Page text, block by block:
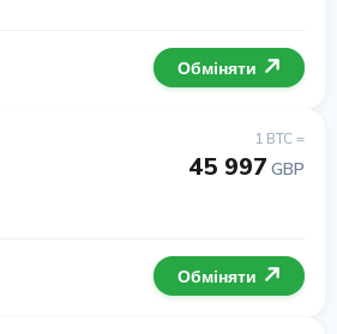
Обміняти
1 BTC =
45 997 GBP
Обміняти